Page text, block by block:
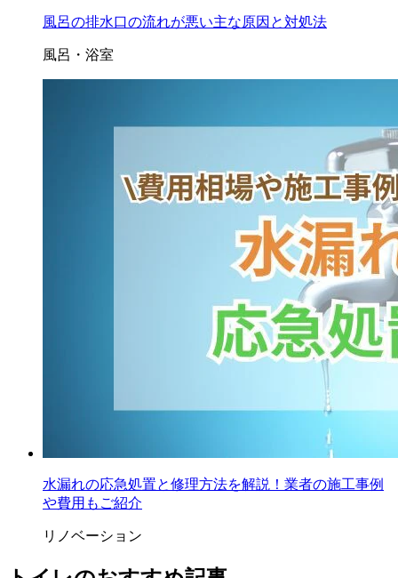
風呂の排水口の流れが悪い主な原因と対処法
風呂・浴室
水漏れの応急処置と修理方法を解説！業者の施工事例
や費用もご紹介
リノベーション